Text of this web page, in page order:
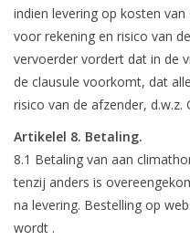
indien levering op kosten
voor rekening en risico van
vervoerder vordert dat in de
de clausule voorkomt, dat
risico van de afzender, d.w.z.
Artikelel 8. Betaling.
8.1 Betaling van aan
tenzij anders is
na levering. Bestelling op
wordt .